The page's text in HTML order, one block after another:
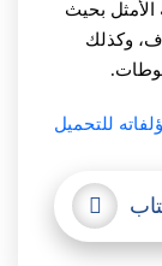
الأمثل بحيث
وكذلك
للتحميل